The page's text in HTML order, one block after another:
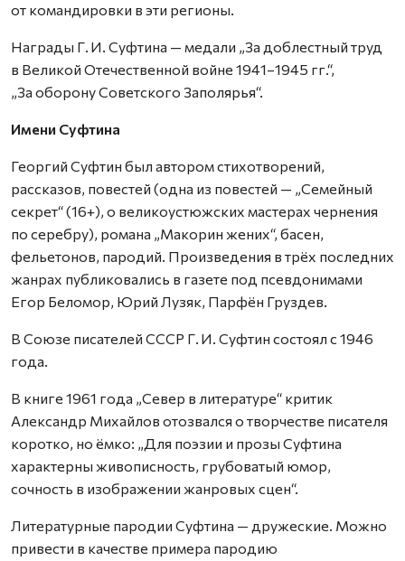
от командировки в эти регионы.
Награды Г. И. Суфтина — медали „За доблестный труд
в Великой Отечест­венной войне 1941–1945 гг.“,
„За оборону Советского Заполярья“.
Имени Суфтина
Георгий Суфтин был автором стихотворений,
рассказов, повестей (одна из повестей — „Семейный
секрет“ (16+), о великоустюжских мастерах чернения
по серебру), романа „Макорин жених“, басен,
фельетонов, пародий. Произведения в трёх последних
жанрах публиковались в газете под псевдонимами
Егор Беломор, Юрий Лузяк, Парфён Груздев.
В Союзе писателей СССР Г. И. Суфтин состоял с 1946
года.
В книге 1961 года „Север в литературе“ критик
Александр Михайлов отозвался о творчестве писателя
коротко, но ёмко: „Для поэзии и прозы Суфтина
характерны живописность, грубоватый юмор,
сочность в изображении жанровых сцен“.
Литературные пародии Суфтина — дружеские. Можно
привести в качестве примера пародию